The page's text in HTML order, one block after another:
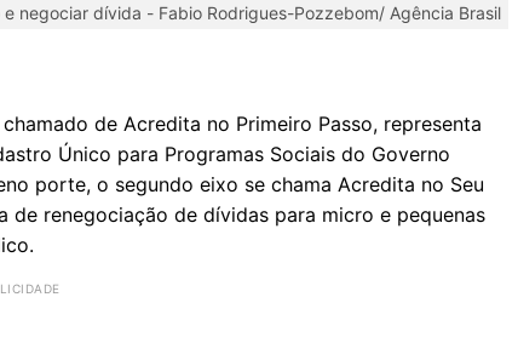
e negociar dívida - Fabio Rodrigues-Pozzebom/ Agência Brasil
de Acredita no Primeiro Passo, representa
Único para Programas Sociais do Governo
porte, o segundo eixo se chama Acredita no Seu
de renegociação de dívidas para micro e pequenas